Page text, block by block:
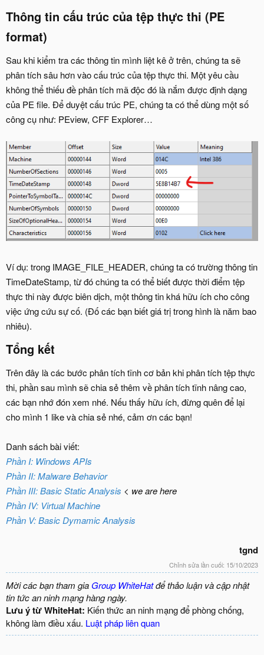
Thông tin cấu trúc của tệp thực thi (PE
format)​
Sau khi kiểm tra các thông tin mình liệt kê ở trên, chúng ta sẽ
phân tích sâu hơn vào cấu trúc của tệp thực thi. Một yêu cầu
không thể thiếu đề phân tích mã độc đó là nắm được định dạng
của PE file. Để duyệt cấu trúc PE, chúng ta có thể dùng một số
công cụ như: PEview, CFF Explorer…
Ví dụ: trong IMAGE_FILE_HEADER, chúng ta có trường thông tin
TimeDateStamp, từ đó chúng ta có thể biết được thời điểm tệp
thực thi này được biên dịch, một thông tin khá hữu ích cho công
việc ứng cứu sự cố. (Đố các bạn biết giá trị trong hình là năm bao
nhiêu).
Tổng kết​
Trên đây là các bước phân tích tĩnh cơ bản khi phân tích tệp thực
thi, phần sau mình sẽ chia sẻ thêm về phân tích tĩnh nâng cao,
các bạn nhớ đón xem nhé. Nếu thấy hữu ích, đừng quên để lại
cho mình 1 like và chia sẻ nhé, cảm ơn các bạn!
Danh sách bài viết:
Phần I: Windows APIs
Phần II: Malware Behavior
Phần III: Basic Static Analysis < we are here
Phần IV: Virtual Machine
Phần V: Basic Dymamic Analysis
tgnd
Chỉnh sửa lần cuối: 15/10/2023
Mời các bạn tham gia Group WhiteHatđể thảo luận và cập nhật
tin tức an ninh mạng hàng ngày.
Lưu ý từ WhiteHat: Kiến thức an ninh mạng để phòng chống,
không làm điều xấu. Luật pháp liên quan